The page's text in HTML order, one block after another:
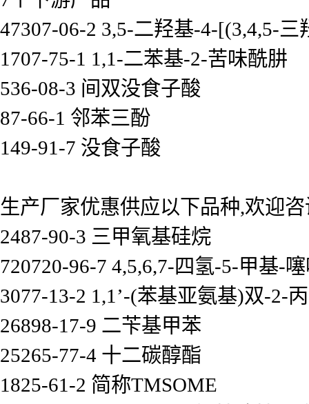
47307-06-2 3,5-二羟基-4-[(3,4,5-
1707-75-1 1,1-二苯基-2-苦味酰肼
536-08-3 间双没食子酸
87-66-1 邻苯三酚
149-91-7 没食子酸
生产厂家优惠供应以下品种,欢迎
2487-90-3 三甲氧基硅烷
720720-96-7 4,5,6,7-四氢-5-甲基-
3077-13-2 1,1’-(苯基亚氨基)双-2-
26898-17-9 二苄基甲苯
25265-77-4 十二碳醇酯
1825-61-2 简称TMSOME